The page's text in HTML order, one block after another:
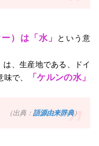
）は「水」
という意
は、生産地である、ドイ
味で、 「ケルンの水」
（出典：語源由来辞典）